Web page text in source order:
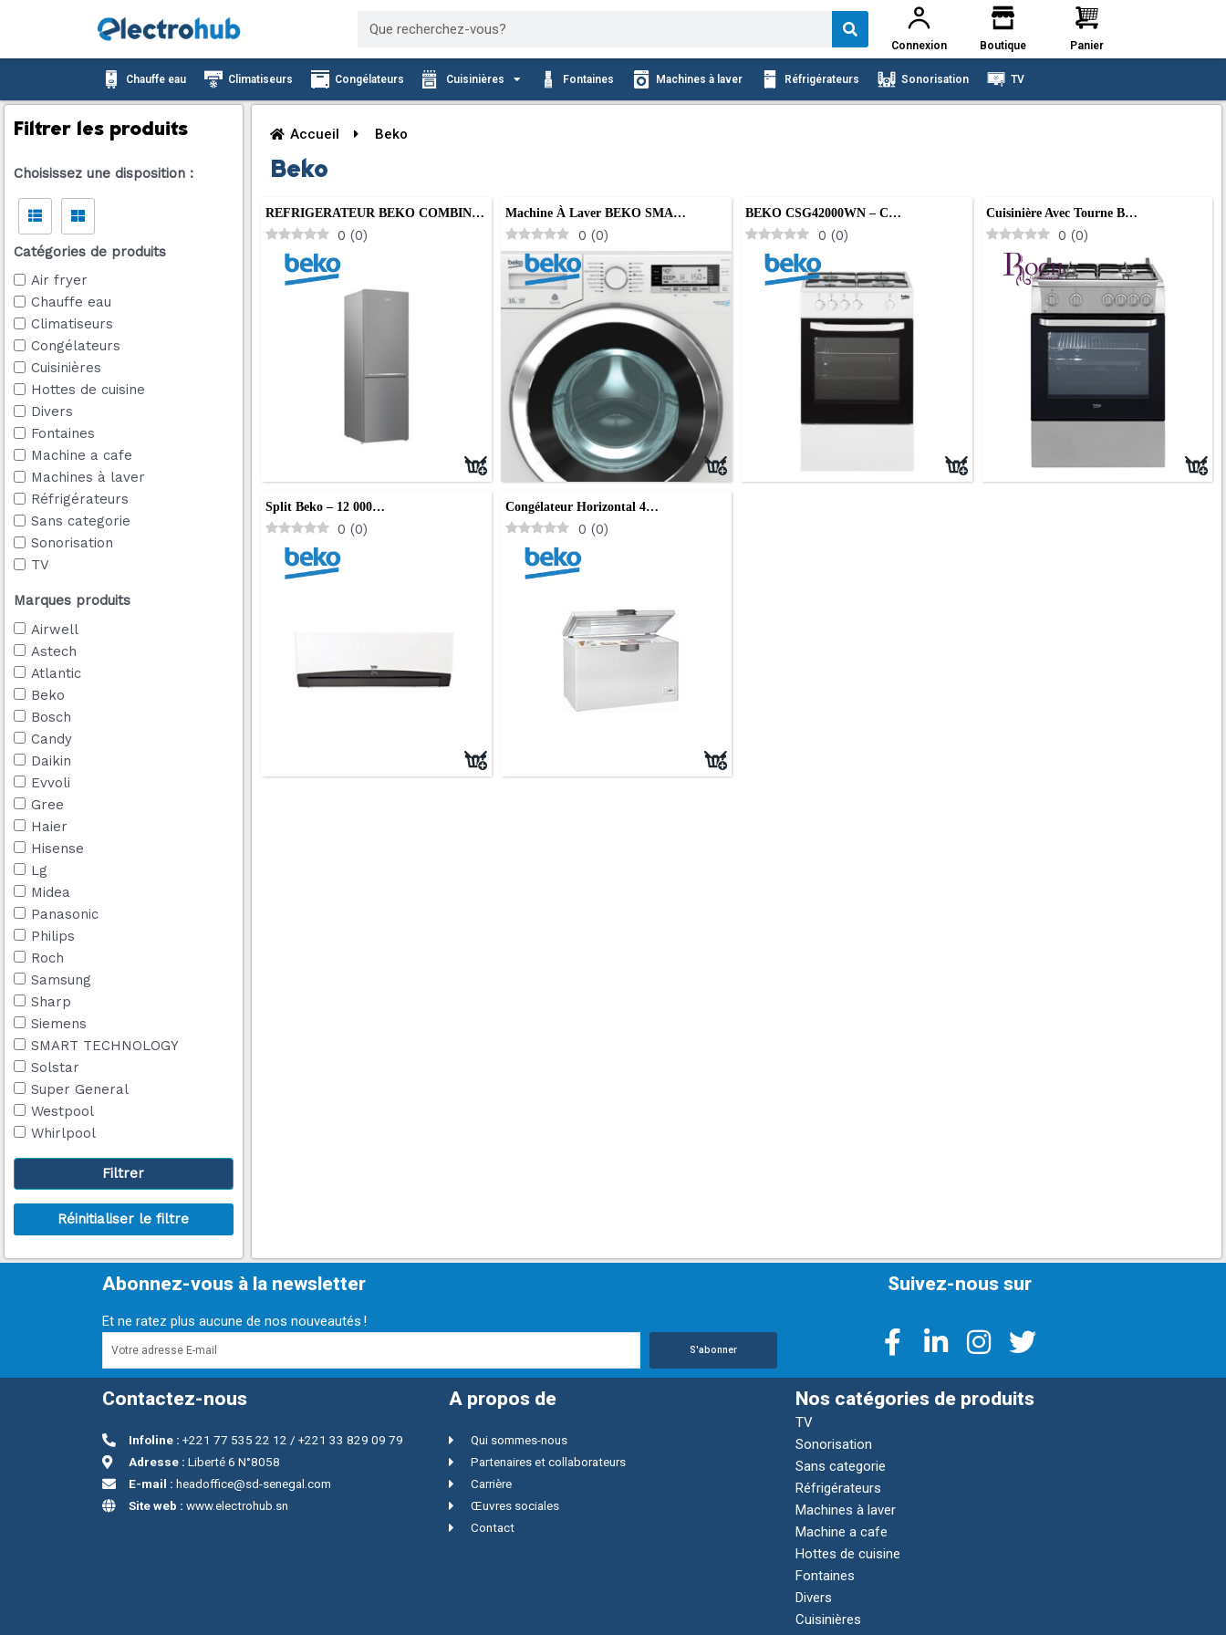
Rechercher
Connexion Boutique Panier
Chauffe eau Climatiseurs Congélateurs Cuisinières Fontaines Machines à laver Réfrigérateurs Sonorisation TV
Filtrer les produits
Choisissez une disposition :
Catégories de produits
Air fryer
Chauffe eau
Climatiseurs
Congélateurs
Cuisinières
Hottes de cuisine
Divers
Fontaines
Machine a cafe
Machines à laver
Réfrigérateurs
Sans categorie
Sonorisation
TV
Marques produits
Airwell
Astech
Atlantic
Beko
Bosch
Candy
Daikin
Evvoli
Gree
Haier
Hisense
Lg
Midea
Panasonic
Philips
Roch
Samsung
Sharp
Siemens
SMART TECHNOLOGY
Solstar
Super General
Westpool
Whirlpool
Filtrer
Accueil Beko
Beko
REFRIGERATEUR BEKO COMBIN…
0 (0)
Machine À Laver BEKO SMA…
0 (0)
BEKO CSG42000WN – C…
0 (0)
Cuisinière Avec Tourne B…
0 (0)
Split Beko – 12 000…
0 (0)
Congélateur Horizontal 4…
0 (0)
Abonnez-vous à la newsletter
Et ne ratez plus aucune de nos nouveautés !
S'abonner
Suivez-nous sur
Contactez-nous
Infoline : +221 77 535 22 12 / +221 33 829 09 79
Adresse : Liberté 6 N°8058
E-mail : headoffice@sd-senegal.com
Site web : www.electrohub.sn
A propos de
Qui sommes-nous
Partenaires et collaborateurs
Carrière
Œuvres sociales
Contact
Nos catégories de produits
TV
Sonorisation
Sans categorie
Réfrigérateurs
Machines à laver
Machine a cafe
Hottes de cuisine
Fontaines
Divers
Cuisinières